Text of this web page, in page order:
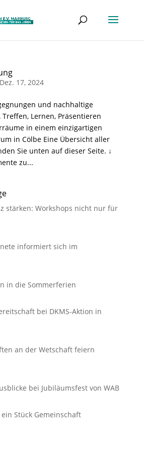
Dez. 17, 2024
und nachhaltige
Treffen, Lernen, Präsentieren
in einem einzigartigen
in Cölbe Eine Übersicht aller
Sie unten auf dieser Seite. ↓
zu...
stärken: Workshops nicht nur für
informiert sich im
in die Sommerferien
bei DKMS-Aktion in
an der Wetschaft feiern
bei Jubiläumsfest von WAB
Stück Gemeinschaft